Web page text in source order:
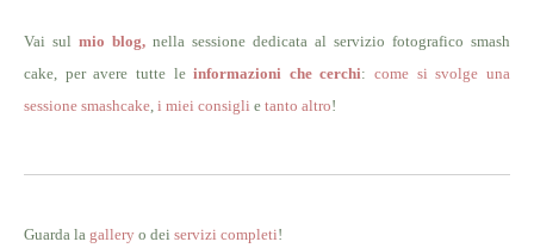
Vai sul mio blog, nella sessione dedicata al servizio fotografico smash
cake, per avere tutte leinformazioni che cerchi:come si svolge una
sessione smashcake, i miei consigli e tanto altro!
Guarda la gallery o dei servizi completi!